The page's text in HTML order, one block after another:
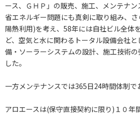
ース、ＧＨＰ」の販売、施工、メンテナン
省エネルギー問題にも真剣に取り組み、
陽熱利用)を考え、58年には自社ビル全体
ど、空気と水に関わるトータル設備会社
備・ソーラーシステムの設計、施工技術
した。
一方メンテナンスでは365日24時間体制で
アロエースは(保守直接契約に限り)１０年